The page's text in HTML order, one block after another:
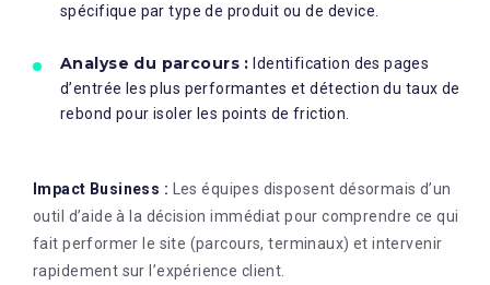
spécifique par type de produit ou de device.
Analyse du parcours : Identification des pages
d’entrée les plus performantes et détection du taux de
rebond pour isoler les points de friction.
Impact Business : Les équipes disposent désormais d’un
outil d’aide à la décision immédiat pour comprendre ce qui
fait performer le site (parcours, terminaux) et intervenir
rapidement sur l’expérience client